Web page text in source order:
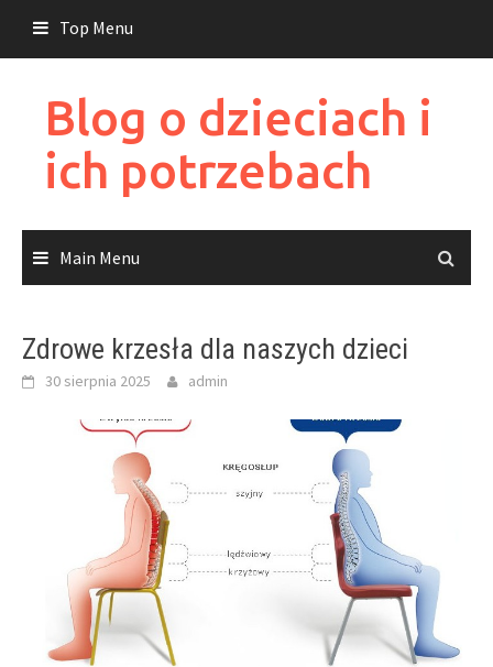
content
Top Menu
Blog o dzieciach i
ich potrzebach
Main Menu
Zdrowe krzesła dla naszych dzieci
30 sierpnia 2025 admin